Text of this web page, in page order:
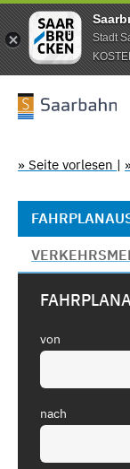
Stadt
» Seite vorlesen |
von
nach